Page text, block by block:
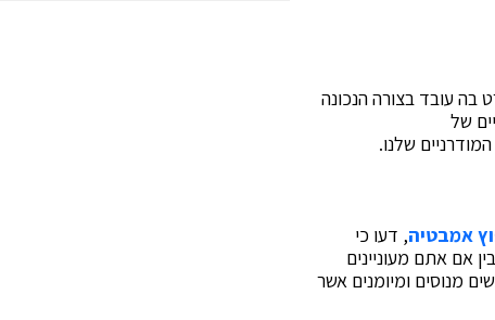
בה עובד בצורה הנכונה
של
שלנו.
אמבטיה, דעו כי
אם אתם מעוניינים
מנוסים ומיומנים אשר